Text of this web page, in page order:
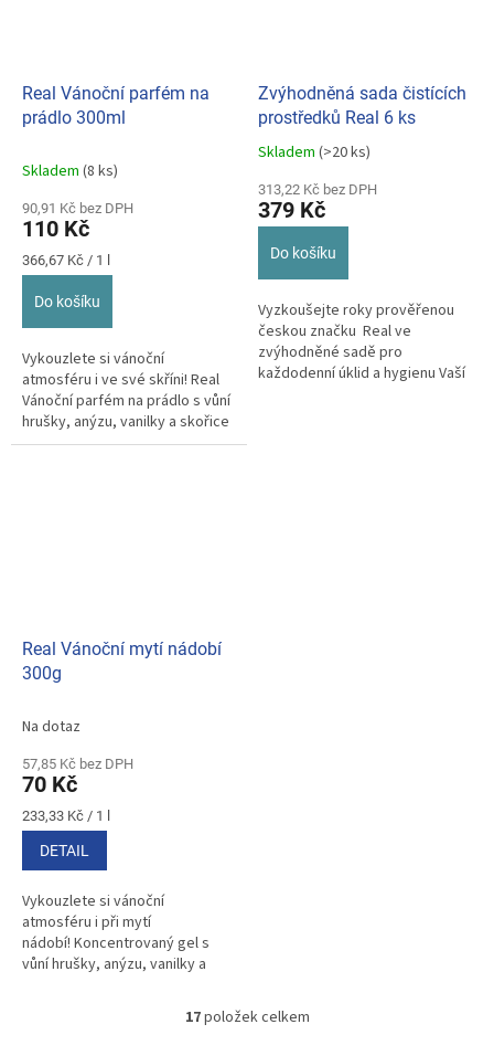
Real Vánoční parfém na
prádlo 300ml
Skladem (8 ks)
90,91 Kč bez DPH
110 Kč
Měrná
cena:
366,67 Kč / 1 l
Do košíku
Vykouzlete si vánoční
atmosféru i ve své skříni! Real
Vánoční parfém na prádlo s vůní
hrušky, anýzu, vanilky a skořice
je vhodný do pračky i...
Zvýhodněná sada čistících
prostředků Real 6 ks
Průměrné
produktu
je
5
hvězdiček.
Skladem (>20 ks)
313,22 Kč bez DPH
379 Kč
Do košíku
Vyzkoušejte roky prověřenou
českou značku Real ve
zvýhodněné sadě pro
každodenní úklid a hygienu Vaší
Real Vánoční mytí nádobí
300g
Na dotaz
57,85 Kč bez DPH
70 Kč
Měrná
cena:
233,33 Kč / 1 l
DETAIL
Vykouzlete si vánoční
atmosféru i při mytí
nádobí! Koncentrovaný gel s
vůní hrušky, anýzu, vanilky a
O
17položek celkem